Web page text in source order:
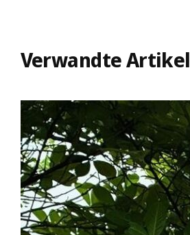
Verwandte Artikel